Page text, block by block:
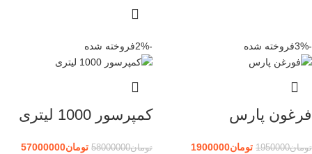
-3% فروخته شده
فرغون پارس
تومان1950000 تومان1900000
-2% فروخته شده
کمپرسور 1000 لیتری
تومان58000000 تومان57000000